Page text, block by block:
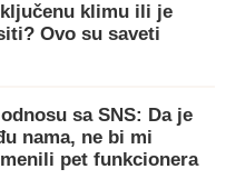
klimu ili je
Ovo su saveti
sa SNS: Da je
nama, ne bi mi
pet funkcionera